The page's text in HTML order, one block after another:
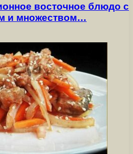
восточное блюдо с
и множеством…